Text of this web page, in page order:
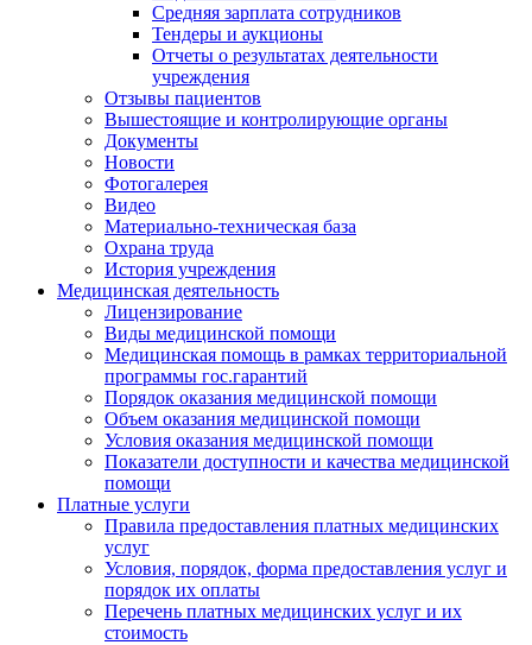
Средняя зарплата сотрудников
Тендеры и аукционы
Отчеты о результатах деятельности
учреждения
Отзывы пациентов
Вышестоящие и контролирующие органы
Документы
Новости
Фотогалерея
Видео
Материально-техническая база
Охрана труда
История учреждения
Медицинская деятельность
Лицензирование
Виды медицинской помощи
Медицинская помощь в рамках территориальной
программы гос.гарантий
Порядок оказания медицинской помощи
Объем оказания медицинской помощи
Условия оказания медицинской помощи
Показатели доступности и качества медицинской
помощи
Платные услуги
Правила предоставления платных медицинских
услуг
Условия, порядок, форма предоставления услуг и
порядок их оплаты
Перечень платных медицинских услуг и их
стоимость